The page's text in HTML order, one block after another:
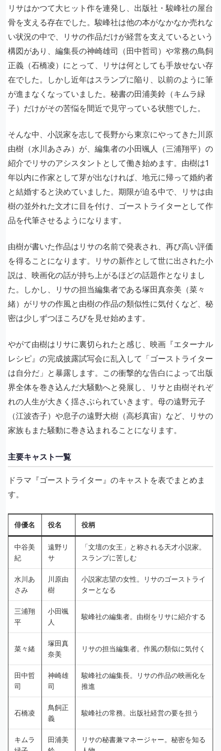
リサはかつて大ヒット作を連発し、出版社・駿峰社の屋台
骨を支える存在でした。駿峰社は他の本がなかなか売れな
い状況の中で、リサの作品だけが経営を支えているという
構図があり、編集長の神崎雄司（田中哲司）や常務の鳥飼
正義（石橋凌）にとって、リサは何としても手放せない存
在でした。しかし近年はスランプに陥り、以前のように筆
が進まなくなっていました。秘書の田浦美鈴（キムラ緑
子）だけがその苦悩を間近で見守っている状態でした。
そんな中、小説家を志して長野から東京にやってきた川原
由樹（水川あさみ）が、編集者の小田颯人（三浦翔平）の
紹介でリサのアシスタントとして働き始めます。由樹は1
年以内に作家として芽が出なければ、地元に帰って婚約者
と結婚すると決めていました。期限が迫る中で、リサは由
樹の並外れた文才に目を付け、ゴーストライターとして作
品を代筆させるようになります。
由樹が書いた作品はリサの名前で発表され、再び高い評価
を得ることになります。リサの新作として世に出された小
説は、映画化の話が持ち上がるほどの話題作となりまし
た。しかし、リサの担当編集者である塚田真奈美（菜々
緒）がリサの作風と由樹の作品の類似性に気付くなど、秘
密は少しずつほころびを見せ始めます。
やがて由樹はリサに裏切られたと感じ、映画『エターナル
レシピ』の完成披露試写会に乱入して「ゴーストライター
は自分だ」と暴露します。この衝撃的な告白によって出版
界全体を巻き込んだ大騒動へと発展し、リサと由樹それぞ
れの人生が大きく揺さぶられていきます。母の遠野元子
（江波杏子）や息子の遠野大樹（高杉真宙）など、リサの
家族もまた騒動に巻き込まれることになります。
主要キャスト一覧
ドラマ『ゴーストライター』のキャストを表でまとめま
す。
俳優名 役名 役柄
中谷美
紀
遠野リ
サ
「文壇の女王」と称される天才小説家。
スランプに苦しむ
水川あ
さみ
川原由
樹
小説家志望の女性。リサのゴーストライ
ターとなる
三浦翔
平
小田颯
人
駿峰社の編集者。由樹をリサに紹介する
菜々緒
塚田真
奈美
リサの担当編集者。作風の類似に気付く
田中哲
司
神崎雄
司
駿峰社の編集長。リサの作品の映画化を
推進
石橋凌
鳥飼正
義
駿峰社の常務。出版社経営の要を担う
キムラ
田浦美
リサの秘書兼マネージャー。秘密を知る